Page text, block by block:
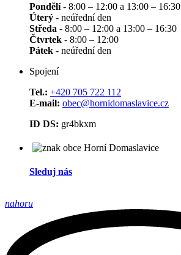
Pondělí- 8:00 – 12:00 a 13:00 – 16:30
Úterý - neúřední den
Středa - 8:00 – 12:00 a 13:00 – 16:30
Čtvrtek - 8:00 – 12:00
Pátek - neúřední den
Spojení
Tel.: +420 705 722 112
E-mail: obec@hornidomaslavice.cz
ID DS: gr4bkxm
Sleduj nás
nahoru